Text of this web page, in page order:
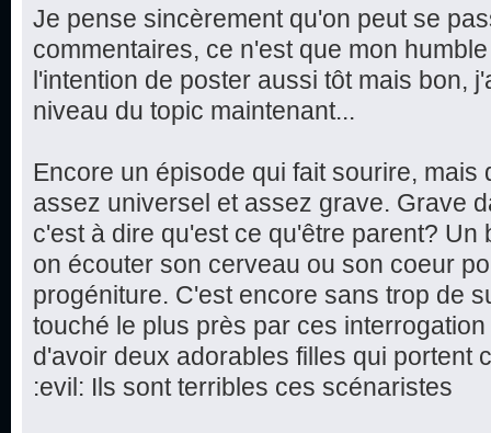
Je pense sincèrement qu'on peut se
commentaires, ce n'est que mon
l'intention de poster aussi tôt mais bon,
niveau du topic maintenant...
Encore un épisode qui fait sourire, mais
assez universel et assez grave. Grave
c'est à dire qu'est ce qu'être parent? Un
on écouter son cerveau ou son coeur
progéniture. C'est encore sans trop de
touché le plus près par ces
d'avoir deux adorables filles qui portent
:evil: Ils sont terribles ces scénaristes